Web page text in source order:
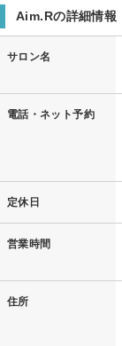
Aim.Rの詳細情報
サロン名
電話・ネット予約
定休日
営業時間
住所